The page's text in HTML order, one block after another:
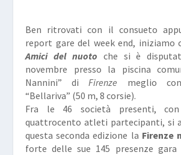
Ben ritrovati con il consueto
report gare del week end,
Amici del nuoto che si è
novembre presso la piscina
Nannini” diFirenze meglio
“Bellariva” (50 m, 8 corsie).
Fra le 46 società presenti,
quattrocento atleti partecipanti, si
questa seconda edizione la Firenze
forte delle sue 145 presenze gara